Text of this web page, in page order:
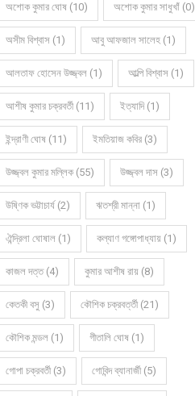
অশোক কুমার ঘোষ (10) অশোক কুমার সাধুখাঁ (0)
অসীম বিশ্বাস (1) আবু আফজাল সালেহ (1)
আলতাফ হোসেন উজ্জ্বল (1) আল্পি বিশ্বাস (1)
আশীষ কুমার চক্রবর্তী (11) ইত্যাদি (1)
ইন্দ্রাণী ঘোষ (11) ইমতিয়াজ কবির (3)
উজ্জ্বল কুমার মল্লিক (55) উজ্জ্বল দাস (3)
উষ্ণিক ভট্টাচার্য (2) ঋতশ্রী মান্না (1)
ঐন্দ্রিলা ঘোষাল (1) কল্যাণ গঙ্গোপাধ্যায় (1)
কাজল দত্ত (4) কুমার আশীষ রায় (8)
কেতকী বসু (3) কৌশিক চক্রবর্ত্তী (21)
কৌশিক মন্ডল (1) গীতালি ঘোষ (1)
গোপা চক্রবর্তী (3) গোবিন্দ ব্যানার্জী (5)